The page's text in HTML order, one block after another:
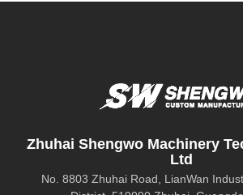
Zhuhai Shengwo Machinery
Ltd
No. 8803 Zhuhai Road, LianWan